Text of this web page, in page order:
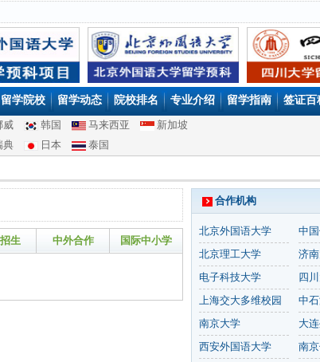
留学院校 留学动态 院校排名 专业介绍 留学指南 签证百
威 韩国 马来西亚
新加坡
典 日本 泰国
生 中外合作 国际中小学
合作机构
北京外国语大学
中
北京理工大学
济
电子科技大学
四
上海交大多维校园
中石
南京大学
大
西安外国语大学
南